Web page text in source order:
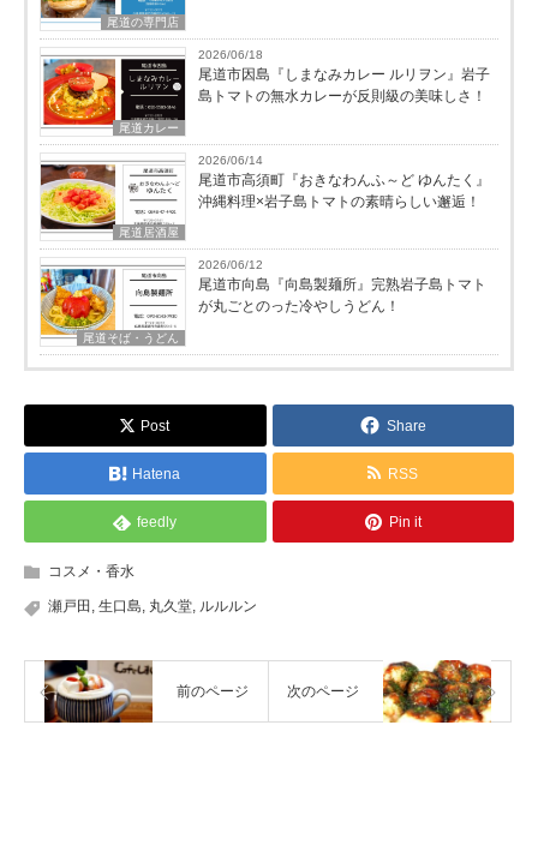
尾道の専門店
尾道カレー
2026/06/18
尾道市因島『しまなみカレー ルリヲン』岩子
島トマトの無水カレーが反則級の美味しさ！
尾道居酒屋
2026/06/14
尾道市高須町『おきなわんふ～ど ゆんたく』
沖縄料理×岩子島トマトの素晴らしい邂逅！
尾道そば・うどん
2026/06/12
尾道市向島『向島製麺所』完熟岩子島トマト
が丸ごとのった冷やしうどん！
Post Share
Hatena RSS
feedly Pin it
コスメ・香水
瀬戸田 , 生口島, 丸久堂, ルルルン
前のページ 次のページ